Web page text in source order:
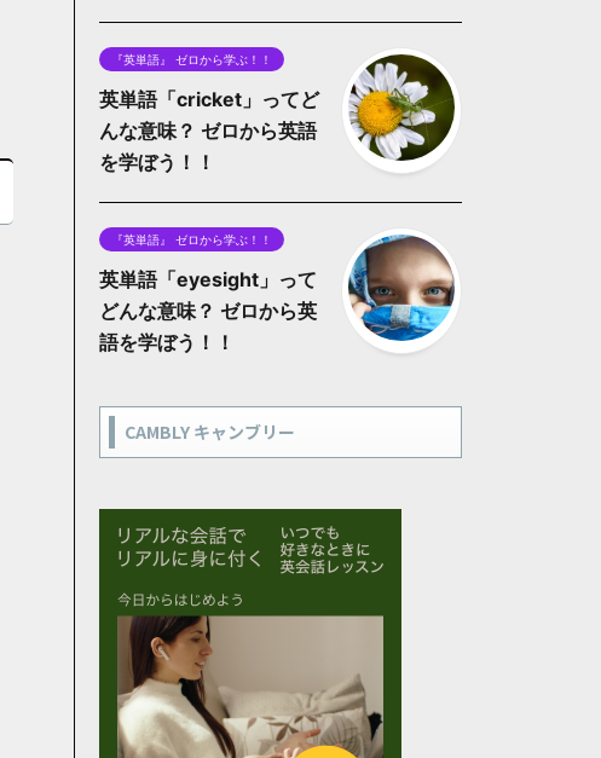
『英単語』 ゼロから学ぶ！！
英単語「cricket」ってど
んな意味？ ゼロから英語
を学ぼう！！
『英単語』 ゼロから学ぶ！！
英単語「eyesight」って
どんな意味？ ゼロから英
語を学ぼう！！
CAMBLY キャンブリー